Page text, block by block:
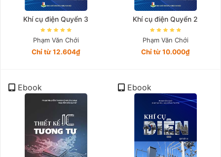
Khí cụ điện Quyển 3
Phạm Văn Chới
Chỉ từ 12.604₫
Khí cụ điện Quyển 2
Phạm Văn Chới
Chỉ từ 10.000₫
Ebook Ebook